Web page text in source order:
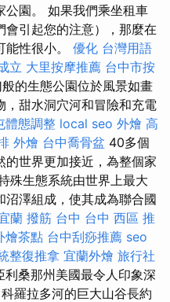
公園。 如果我們乘坐租車
會引起您的注意），那麼在
性很小。 優化 台灣用語
立 大里按摩推薦 台中市按
的生態公園位於風景如畫
，甜水洞穴河和冒險和充電
體態調整 local seo 外燴 高
外燴 台中喬骨盆 40多個
世界更加接近，為整個家
殊生態系統由世界上最大
沼澤組成，使其成為聯合國
蘭 撥筋 台中 台中 西區 推
燴茶點 台中刮痧推薦 seo
整復推拿 宜蘭外燴 旅行社
利桑那州美國最令人印象深
科羅拉多河的巨大山谷長約